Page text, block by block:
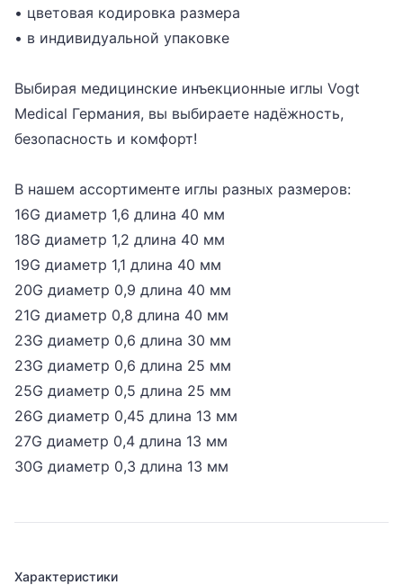
• цветовая кодировка размера
• в индивидуальной упаковке
Выбирая медицинские инъекционные иглы Vogt
Medical Германия, вы выбираете надёжность,
безопасность и комфорт!
В нашем ассортименте иглы разных размеров:
16G диаметр 1,6 длина 40 мм
18G диаметр 1,2 длина 40 мм
19G диаметр 1,1 длина 40 мм
20G диаметр 0,9 длина 40 мм
21G диаметр 0,8 длина 40 мм
23G диаметр 0,6 длина 30 мм
23G диаметр 0,6 длина 25 мм
25G диаметр 0,5 длина 25 мм
26G диаметр 0,45 длина 13 мм
27G диаметр 0,4 длина 13 мм
30G диаметр 0,3 длина 13 мм
Характеристики